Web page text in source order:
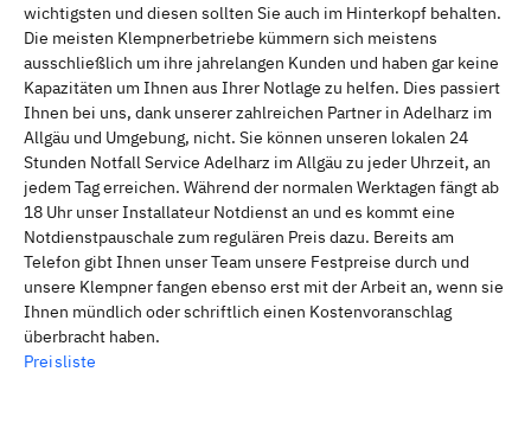
wichtigsten und diesen sollten Sie auch im Hinterkopf behalten.
Die meisten Klempnerbetriebe kümmern sich meistens
ausschließlich um ihre jahrelangen Kunden und haben gar keine
Kapazitäten um Ihnen aus Ihrer Notlage zu helfen. Dies passiert
Ihnen bei uns, dank unserer zahlreichen Partner in Adelharz im
Allgäu und Umgebung, nicht. Sie können unseren lokalen 24
Stunden Notfall Service Adelharz im Allgäu zu jeder Uhrzeit, an
jedem Tag erreichen. Während der normalen Werktagen fängt ab
18 Uhr unser Installateur Notdienst an und es kommt eine
Notdienstpauschale zum regulären Preis dazu. Bereits am
Telefon gibt Ihnen unser Team unsere Festpreise durch und
unsere Klempner fangen ebenso erst mit der Arbeit an, wenn sie
Ihnen mündlich oder schriftlich einen Kostenvoranschlag
überbracht haben.
Preisliste